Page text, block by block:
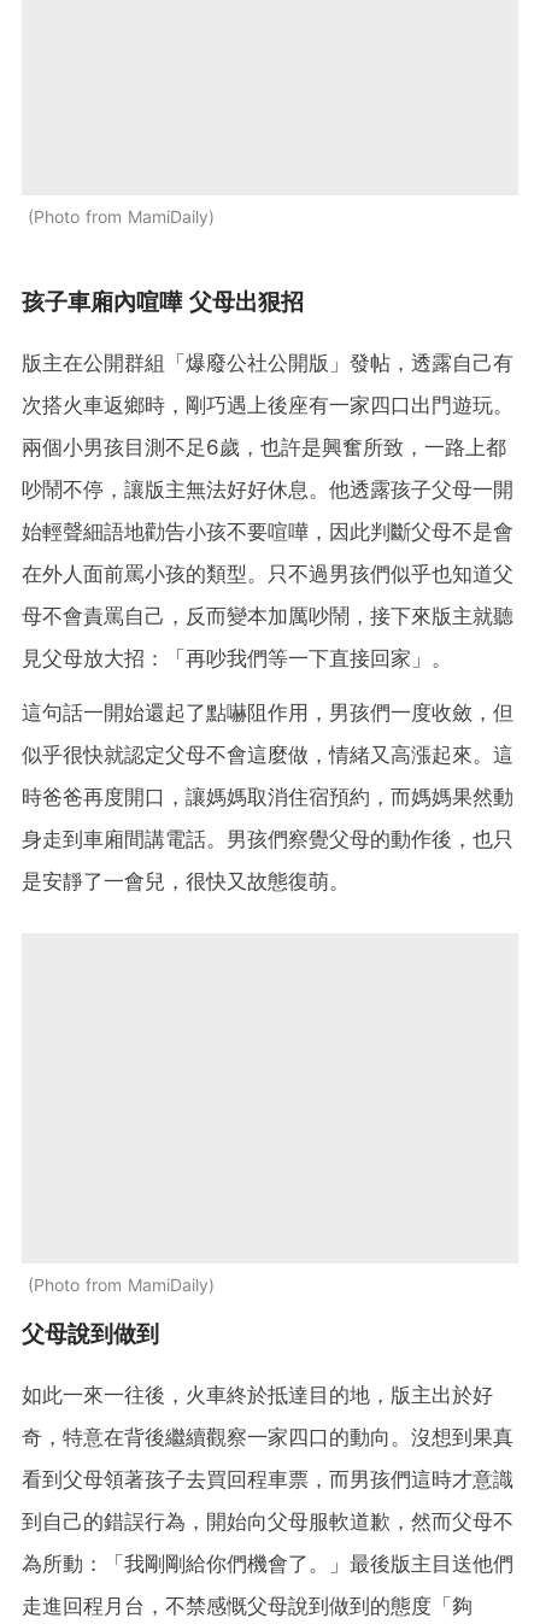
Photo from MamiDaily
孩子車廂內喧嘩 父母出狠招
版主在公開群組「爆廢公社公開版」發帖，透露自己有
次搭火車返鄉時，剛巧遇上後座有一家四口出門遊玩。
兩個小男孩目測不足6歲，也許是興奮所致，一路上都
吵鬧不停，讓版主無法好好休息。他透露孩子父母一開
始輕聲細語地勸告小孩不要喧嘩，因此判斷父母不是會
在外人面前罵小孩的類型。只不過男孩們似乎也知道父
母不會責罵自己，反而變本加厲吵鬧，接下來版主就聽
見父母放大招：「再吵我們等一下直接回家」。
這句話一開始還起了點嚇阻作用，男孩們一度收斂，但
似乎很快就認定父母不會這麼做，情緒又高漲起來。這
時爸爸再度開口，讓媽媽取消住宿預約，而媽媽果然動
身走到車廂間講電話。男孩們察覺父母的動作後，也只
是安靜了一會兒，很快又故態復萌。
Photo from MamiDaily
父母說到做到
如此一來一往後，火車終於抵達目的地，版主出於好
奇，特意在背後繼續觀察一家四口的動向。沒想到果真
看到父母領著孩子去買回程車票，而男孩們這時才意識
到自己的錯誤行為，開始向父母服軟道歉，然而父母不
為所動：「我剛剛給你們機會了。」最後版主目送他們
走進回程月台，不禁感慨父母說到做到的態度「夠